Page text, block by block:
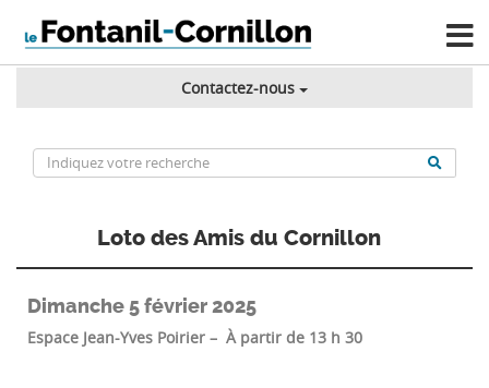
Contactez-nous
Loto des Amis du Cornillon
Dimanche 5 février 2025
Espace Jean-Yves Poirier – À partir de 13 h 30